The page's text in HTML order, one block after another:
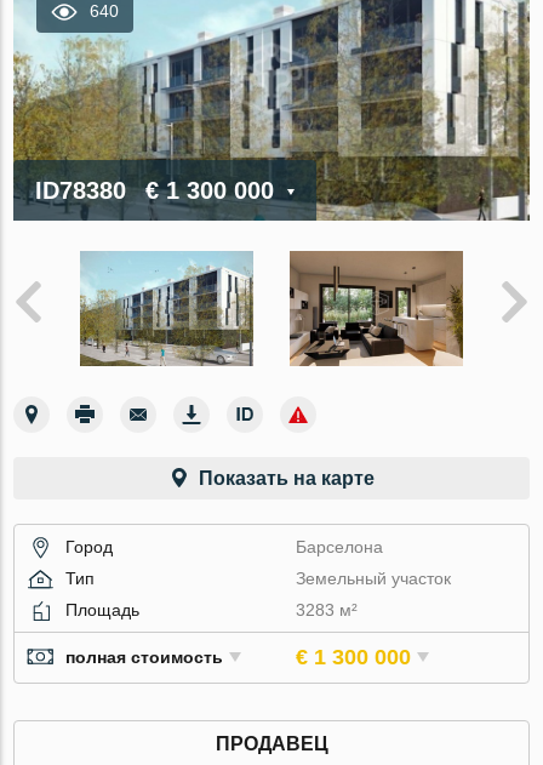
640
ID78380 € 1 300 000
Показать на карте
Город
Барселона
Тип
Земельный участок
Площадь
3283 м²
полная стоимость € 1 300 000
ПРОДАВЕЦ